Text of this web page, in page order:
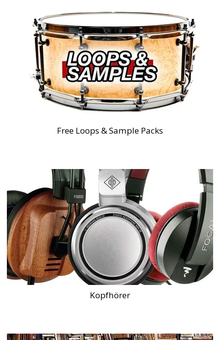
Free Loops & Sample Packs
Kopfhörer